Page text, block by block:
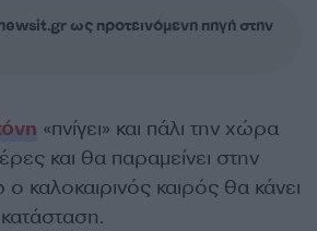
ως προτεινόμενη πηγή στην
«πνίγει» και πάλι την χώρα
και θα παραμείνει στην
καλοκαιρινός καιρός θα κάνει